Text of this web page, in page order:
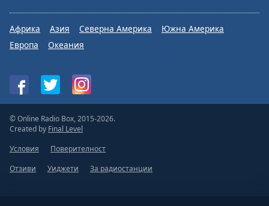
Африка Азия Северна Америка
Южна Америка
Европа
Океания
© Online Radio Box, 2015-2026.
Created by Final Level
Условия
Поверителност
Отзиви
Уиджети За радиостанции